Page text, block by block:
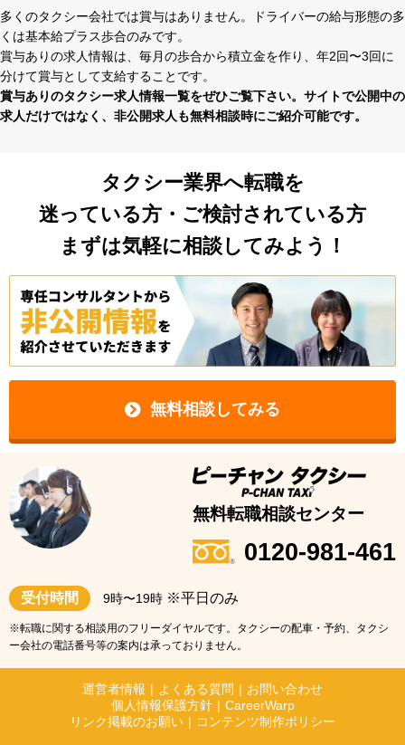
多くのタクシー会社では賞与はありません。ドライバーの給与形態の多
くは基本給プラス歩合のみです。
賞与ありの求⼈情報は、毎⽉の歩合から積⽴⾦を作り、年2回〜3回に
分けて賞与として⽀給することです。
賞与ありのタクシー求⼈情報⼀覧をぜひご覧下さい。サイトで公開中の
求⼈だけではなく、⾮公開求⼈も無料相談時にご紹介可能です。
タクシー業界へ転職を
迷っている方・ご検討されている方
まずは気軽に相談してみよう！
無料相談してみる
無料転職相談センター
0120-981-461
受付時間 9時〜19時 ※平日のみ
※転職に関する相談用のフリーダイヤルです。タクシーの配車・予約、タクシ
ー会社の電話番号等の案内は承っておりません。
運営者情報 | よくある質問 | お問い合わせ
個人情報保護方針 | CareerWarp
リンク掲載のお願い | コンテンツ制作ポリシー